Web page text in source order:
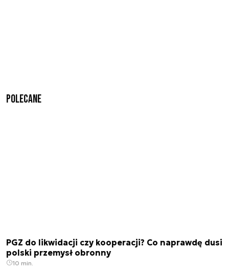
Polecane
PGZ do likwidacji czy kooperacji? Co naprawdę dusi
polski przemysł obronny
10 min.